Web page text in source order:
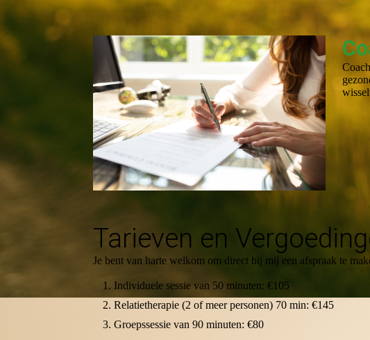
Tarieven en
Je bent van harte welkom om direct bij mij een afspraak te
Individuele sessie van 50 minuten: €105
Relatietherapie (2 of meer personen) 70 min: €145
Groepssessie van 90 minuten: €80